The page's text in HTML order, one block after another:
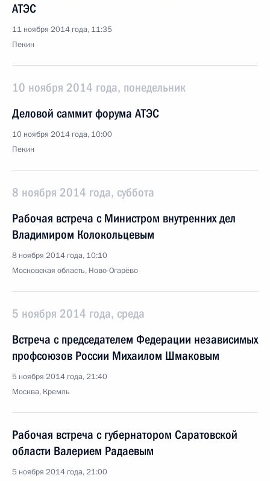
АТЭС
11 ноября 2014 года, 11:35
Пекин
10 ноября 2014 года, понедельник
Деловой саммит форума АТЭС
10 ноября 2014 года, 10:00
Пекин
8 ноября 2014 года, суббота
Рабочая встреча с Министром внутренних дел
Владимиром Колокольцевым
8 ноября 2014 года, 10:10
Московская область, Ново-Огарёво
5 ноября 2014 года, среда
Встреча с председателем Федерации независимых
профсоюзов России Михаилом Шмаковым
5 ноября 2014 года, 21:40
Москва, Кремль
Рабочая встреча с губернатором Саратовской
области Валерием Радаевым
5 ноября 2014 года, 21:00